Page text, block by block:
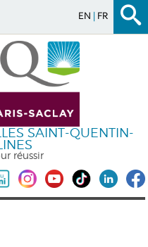
EN FR
SAINT-QUENTIN-
réussir